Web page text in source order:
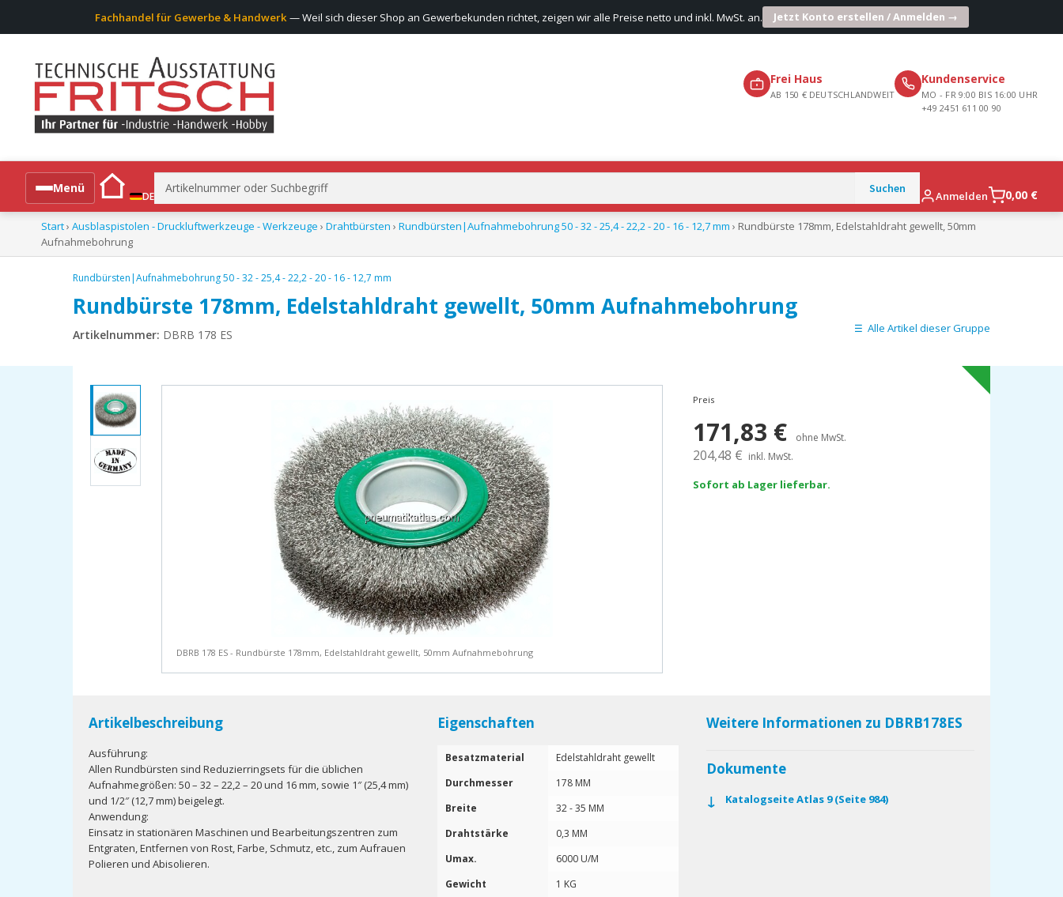
Fachhandel für Gewerbe & Handwerk — Weil sich dieser Shop an Gewerbekunden richtet, zeigen wir alle Preise netto und inkl. MwSt. an. Jetzt Konto erstellen / Anmelden →
Frei Haus
AB 150 € DEUTSCHLANDWEIT
Kundenservice
MO - FR 9:00 BIS 16:00 UHR
+49 2451 611 00 90
Menü
DE
Suchen
nach:
Anmelden 0,00 €
Alle Produkte
Start› Ausblaspistolen - Druckluftwerkzeuge - Werkzeuge › Drahtbürsten › Rundbürsten|Aufnahmebohrung 50 - 32 - 25,4 - 22,2 - 20 - 16 - 12,7 mm › Rundbürste 178mm, Edelstahldraht gewellt, 50mm
Aufnahmebohrung
Rundbürsten|Aufnahmebohrung 50 - 32 - 25,4 - 22,2 - 20 - 16 - 12,7 mm
Rundbürste 178mm, Edelstahldraht gewellt, 50mm Aufnahmebohrung
Artikelnummer: DBRB 178 ES Alle Artikel dieser Gruppe
DBRB 178 ES - Rundbürste 178mm, Edelstahldraht gewellt, 50mm Aufnahmebohrung
Preis
171,83 € ohne MwSt.
204,48 € inkl. MwSt.
Sofort ab Lager lieferbar.
Artikelbeschreibung
Ausführung:
Allen Rundbürsten sind Reduzierringsets für die üblichen
Aufnahmegrößen: 50 – 32 – 22,2 – 20 und 16 mm, sowie 1″ (25,4 mm)
und 1/2″ (12,7 mm) beigelegt.
Anwendung:
Einsatz in stationären Maschinen und Bearbeitungszentren zum
Entgraten, Entfernen von Rost, Farbe, Schmutz, etc., zum Aufrauen
Polieren und Abisolieren.
Eigenschaften
Besatzmaterial
Edelstahldraht gewellt
Durchmesser
178 MM
Breite
32 - 35 MM
Drahtstärke
0,3 MM
Umax.
6000 U/M
Gewicht
1 KG
Weitere Informationen zu DBRB178ES
Dokumente
Katalogseite Atlas 9 (Seite 984)